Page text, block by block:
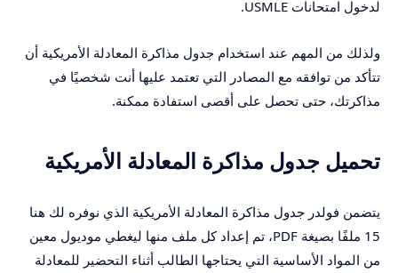
لدخول امتحانات USMLE.
ولذلك من المهم عند استخدام جدول مذاكرة المعادلة الأمريكية أن
تتأكد من توافقه مع المصادر التي تعتمد عليها أنت شخصيًا في
مذاكرتك، حتى تحصل على أقصى استفادة ممكنة.
تحميل جدول مذاكرة المعادلة الأمريكية
يتضمن فولدر جدول مذاكرة المعادلة الأمريكية الذي نوفره لك هنا
15 ملفًا بصيغة PDF، تم إعداد كل ملف منها ليغطي موديول معين
من المواد الأساسية التي يحتاجها الطالب أثناء التحضير للمعادلة